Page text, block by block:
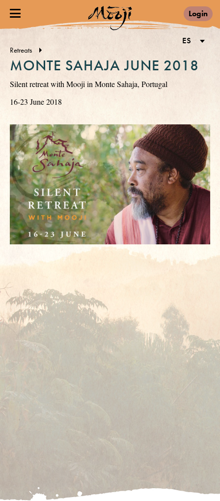
Login
Retreats
MONTE SAHAJA JUNE 2018
Silent retreat with Mooji in Monte Sahaja, Portugal
16-23 June 2018
ES